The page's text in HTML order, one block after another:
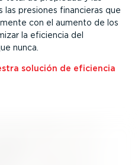
las presiones financieras que
con el aumento de los
la eficiencia del
nunca.
solución de eficiencia